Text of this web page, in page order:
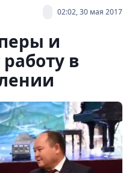
02:02, 30 мая 2017
и
в